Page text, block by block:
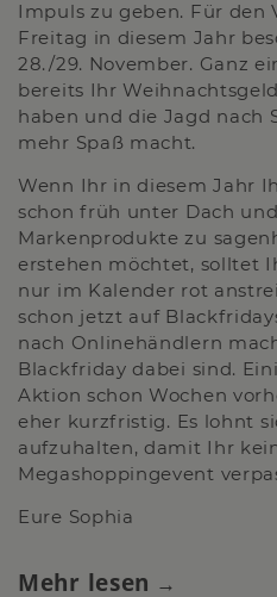
Impuls zu geben. Für den
Freitag in diesem Jahr
28./29. November. Ganz
bereits Ihr
haben und die Jagd nach
mehr Spaß macht.
Wenn Ihr in diesem Jahr
schon früh unter Dach
Markenprodukte zu
erstehen möchtet, solltet
nur im Kalender rot
schon jetzt auf
nach Onlinehändlern
Blackfriday dabei sind.
Aktion schon Wochen
eher kurzfristig. Es lohnt
aufzuhalten, damit Ihr
Megashoppingevent
Eure Sophia
Mehr lesen